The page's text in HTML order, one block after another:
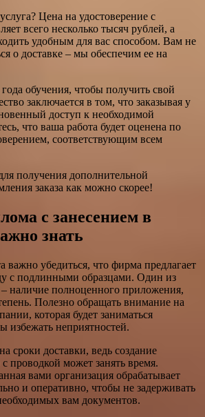
Цена на удостоверение с
всего несколько тысяч рублей, а
удобным для вас способом. Вам не
о доставке – мы обеспечим ее на
обучения, чтобы получить свой
заключается в том, что заказывая у
доступ к необходимой
что ваша работа будет оценена по
соответствующим всем
получения дополнительной
заказа как можно скорее!
с занесением в
знать
важно убедиться, что фирма предлагает
с подлинными образцами. Один из
наличие полноценного приложения,
Полезно обращать внимание на
которая будет заниматься
избежать неприятностей.
сроки доставки, ведь создание
проводкой может занять время.
вами организация обрабатывает
и оперативно, чтобы не задерживать
вам документов.